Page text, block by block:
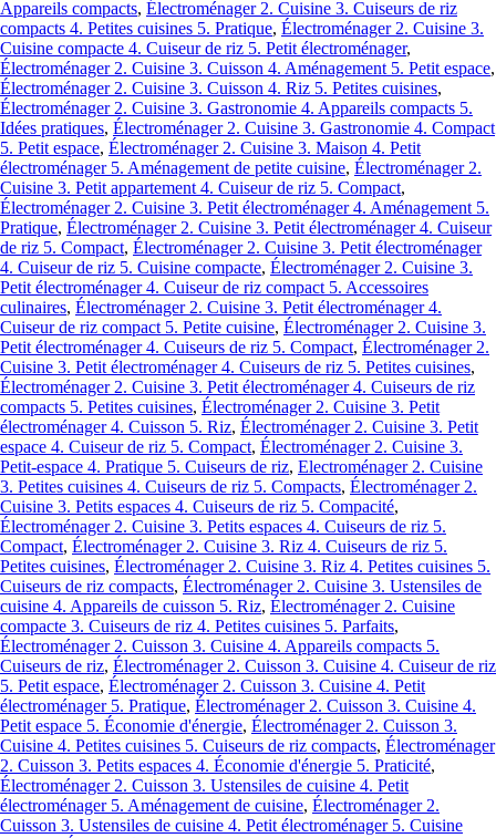
Appareils compacts, Électroménager 2. Cuisine 3. Cuiseurs de riz
compacts 4. Petites cuisines 5. Pratique, Électroménager 2. Cuisine 3.
Cuisine compacte 4. Cuiseur de riz 5. Petit électroménager,
Électroménager 2. Cuisine 3. Cuisson 4. Aménagement 5. Petit espace,
Électroménager 2. Cuisine 3. Cuisson 4. Riz 5. Petites cuisines,
Électroménager 2. Cuisine 3. Gastronomie 4. Appareils compacts 5.
Idées pratiques, Électroménager 2. Cuisine 3. Gastronomie 4. Compact
5. Petit espace, Électroménager 2. Cuisine 3. Maison 4. Petit
électroménager 5. Aménagement de petite cuisine, Électroménager 2.
Cuisine 3. Petit appartement 4. Cuiseur de riz 5. Compact,
Électroménager 2. Cuisine 3. Petit électroménager 4. Aménagement 5.
Pratique, Électroménager 2. Cuisine 3. Petit électroménager 4. Cuiseur
de riz 5. Compact, Électroménager 2. Cuisine 3. Petit électroménager
4. Cuiseur de riz 5. Cuisine compacte, Électroménager 2. Cuisine 3.
Petit électroménager 4. Cuiseur de riz compact 5. Accessoires
culinaires, Électroménager 2. Cuisine 3. Petit électroménager 4.
Cuiseur de riz compact 5. Petite cuisine, Électroménager 2. Cuisine 3.
Petit électroménager 4. Cuiseurs de riz 5. Compact, Électroménager 2.
Cuisine 3. Petit électroménager 4. Cuiseurs de riz 5. Petites cuisines,
Électroménager 2. Cuisine 3. Petit électroménager 4. Cuiseurs de riz
compacts 5. Petites cuisines, Électroménager 2. Cuisine 3. Petit
électroménager 4. Cuisson 5. Riz, Électroménager 2. Cuisine 3. Petit
espace 4. Cuiseur de riz 5. Compact, Électroménager 2. Cuisine 3.
Petit-espace 4. Pratique 5. Cuiseurs de riz, Electroménager 2. Cuisine
3. Petites cuisines 4. Cuiseurs de riz 5. Compacts, Électroménager 2.
Cuisine 3. Petits espaces 4. Cuiseurs de riz 5. Compacité,
Électroménager 2. Cuisine 3. Petits espaces 4. Cuiseurs de riz 5.
Compact, Électroménager 2. Cuisine 3. Riz 4. Cuiseurs de riz 5.
Petites cuisines, Électroménager 2. Cuisine 3. Riz 4. Petites cuisines 5.
Cuiseurs de riz compacts, Électroménager 2. Cuisine 3. Ustensiles de
cuisine 4. Appareils de cuisson 5. Riz, Électroménager 2. Cuisine
compacte 3. Cuiseurs de riz 4. Petites cuisines 5. Parfaits,
Électroménager 2. Cuisson 3. Cuisine 4. Appareils compacts 5.
Cuiseurs de riz, Électroménager 2. Cuisson 3. Cuisine 4. Cuiseur de riz
5. Petit espace, Électroménager 2. Cuisson 3. Cuisine 4. Petit
électroménager 5. Pratique, Électroménager 2. Cuisson 3. Cuisine 4.
Petit espace 5. Économie d'énergie, Électroménager 2. Cuisson 3.
Cuisine 4. Petites cuisines 5. Cuiseurs de riz compacts, Électroménager
2. Cuisson 3. Petits espaces 4. Économie d'énergie 5. Praticité,
Électroménager 2. Cuisson 3. Ustensiles de cuisine 4. Petit
électroménager 5. Aménagement de cuisine, Électroménager 2.
Cuisson 3. Ustensiles de cuisine 4. Petit électroménager 5. Cuisine